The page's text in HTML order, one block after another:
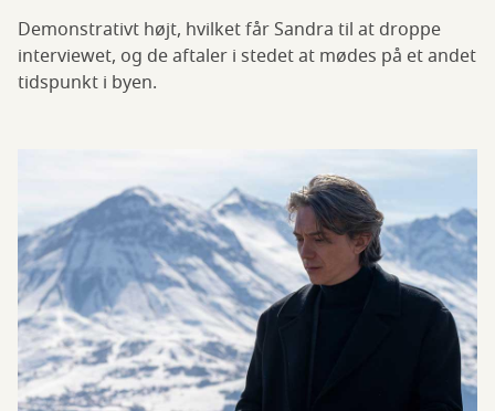
Demonstrativt højt, hvilket får Sandra til at droppe
interviewet, og de aftaler i stedet at mødes på et andet
tidspunkt i byen.